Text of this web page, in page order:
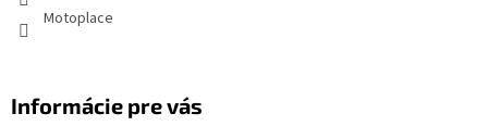
Motoplace
Informácie pre vás